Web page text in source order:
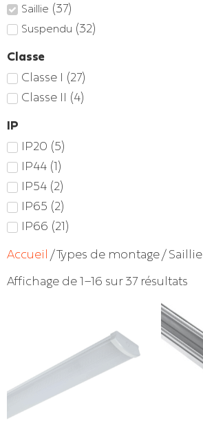
Saillie (37)
Suspendu (32)
Classe
Classe I (27)
Classe II (4)
IP
IP20 (5)
IP44 (1)
IP54 (2)
IP65 (2)
IP66 (21)
Accueil / Types de montage / Saillie
Affichage de 1–16 sur 37 résultats